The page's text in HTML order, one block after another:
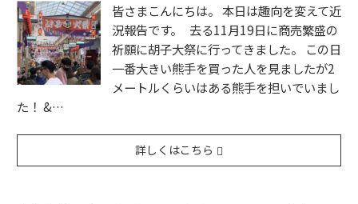
皆さまこんにちは。 本日は趣向を変えて近
況報告です。 去る11月19日に商売繁盛の
祈願に胡子大祭に行ってきました。 この日
一番大きい熊手を買った人を見ましたが2
メートルくらいはある熊手を担いでいまし
た！ &…
詳しくはこちら